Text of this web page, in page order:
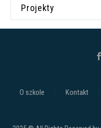
Projekty
O szkole Kontakt